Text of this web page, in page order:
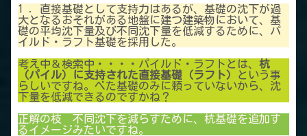
1 ．直接基礎として支持力はあるが、基礎の沈下が過
大となるおそれがある地盤に建つ建築物において、基
礎の平均沈下量及び不同沈下量を低減するために、パ
イルド・ラフト基礎を採用した。
考え中＆検索中・・・・パイルド・ラフトとは、 杭
（パイル）に支持された直接基礎（ラフト）
という事
らしいですね。べた基礎のみに頼っていないから、沈
下量を低減できるのですかね？
正解の枝 不同沈下を減らすために、杭基礎を追加す
るイメージみたいですね。